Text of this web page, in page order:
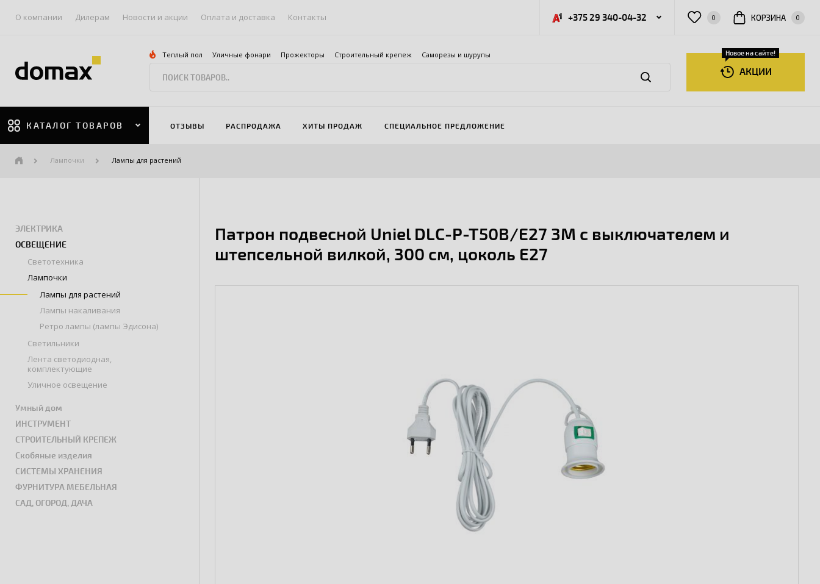
О компании Дилерам Новости и акции Оплата и доставка Контакты +375 29 340-04-32 0 КОРЗИНА 0
Теплый пол Уличные фонари Прожекторы Строительный крепеж Саморезы и шурупы
АКЦИИ
Новое на сайте!
КАТАЛОГ ТОВАРОВ ОТЗЫВЫ РАСПРОДАЖА ХИТЫ ПРОДАЖ СПЕЦИАЛЬНОЕ ПРЕДЛОЖЕНИЕ
Лампочки Лампы для растений
ЭЛЕКТРИКА
ОСВЕЩЕНИЕ
Светотехника
Лампочки
Лампы для растений
Лампы накаливания
Ретро лампы (лампы Эдисона)
Светильники
Лента светодиодная,
комплектующие
Уличное освещение
Умный дом
ИНСТРУМЕНТ
СТРОИТЕЛЬНЫЙ КРЕПЕЖ
Скобяные изделия
СИСТЕМЫ ХРАНЕНИЯ
ФУРНИТУРА МЕБЕЛЬНАЯ
САД, ОГОРОД, ДАЧА
Патрон подвесной Uniel DLC-P-T50B/E27 3M с выключателем и
штепсельной вилкой, 300 см, цоколь Е27